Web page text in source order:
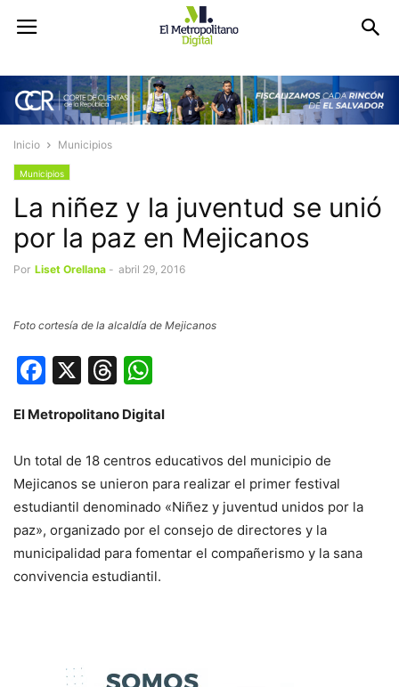
Inicio Municipios
Municipios
La niñez y la juventud se unió
por la paz en Mejicanos
Por Liset Orellana - abril 29, 2016
Foto cortesía de la alcaldía de Mejicanos
Facebook
X Threads
El Metropolitano Digital
Un total de 18 centros educativos del municipio de
Mejicanos se unieron para realizar el primer festival
estudiantil denominado «Niñez y juventud unidos por la
paz», organizado por el consejo de directores y la
municipalidad para fomentar el compañerismo y la sana
convivencia estudiantil.